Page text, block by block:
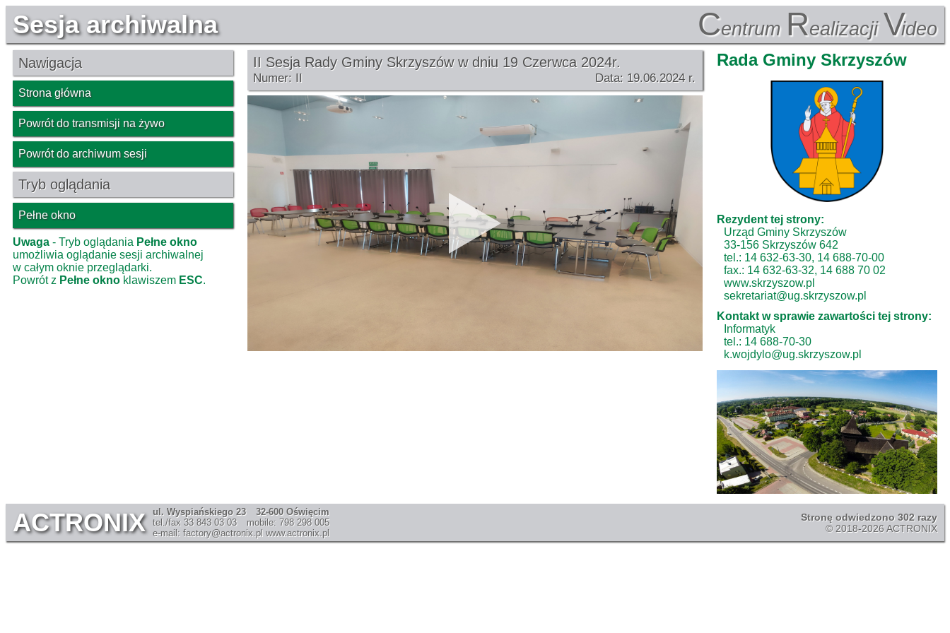
Sesja archiwalna Centrum Realizacji Video
Nawigacja
Strona główna
Powrót do transmisji na żywo
Powrót do archiwum sesji
Tryb oglądania
Pełne okno
Uwaga - Tryb oglądania Pełne okno
umożliwia oglądanie sesji archiwalnej
w całym oknie przeglądarki.
Powrót z Pełne okno klawiszem ESC.
II Sesja Rady Gminy Skrzyszów w dniu 19 Czerwca 2024r.
Numer: II Data: 19.06.2024 r.
Rada Gminy Skrzyszów
Rezydent tej strony:
Urząd Gminy Skrzyszów
33-156 Skrzyszów 642
tel.: 14 632-63-30, 14 688-70-00
fax.: 14 632-63-32, 14 688 70 02
www.skrzyszow.pl
sekretariat@ug.skrzyszow.pl
Kontakt w sprawie zawartości tej strony:
Informatyk
tel.: 14 688-70-30
k.wojdylo@ug.skrzyszow.pl
ACTRONIX
ul. Wyspiańskiego 23
tel./fax 33 843 03 03
e-mail: factory@actronix.pl
32-600 Oświęcim
mobile: 798 298 005
www.actronix.pl
Stronę odwiedzono 302 razy
© 2018-2026 ACTRONIX